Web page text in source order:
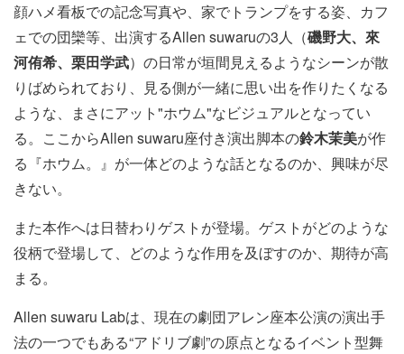
顔ハメ看板での記念写真や、家でトランプをする姿、カフ
ェでの団欒等、出演するAllen suwaruの3人（磯野大、來
河侑希、栗田学武）の日常が垣間見えるようなシーンが散
りばめられており、見る側が一緒に思い出を作りたくなる
ような、まさにアット"ホウム"なビジュアルとなってい
る。ここからAllen suwaru座付き演出脚本の鈴木茉美が作
る『ホウム。』が一体どのような話となるのか、興味が尽
きない。
また本作へは日替わりゲストが登場。ゲストがどのような
役柄で登場して、どのような作用を及ぼすのか、期待が高
まる。
Allen suwaru Labは、現在の劇団アレン座本公演の演出手
法の一つでもある“アドリブ劇”の原点となるイベント型舞